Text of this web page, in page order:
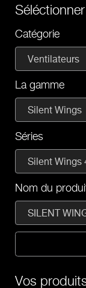
Catégorie
Ventilateurs
La gamme
Silent Wings
Séries
Silent Wings
Nom du
SILENT
Vos